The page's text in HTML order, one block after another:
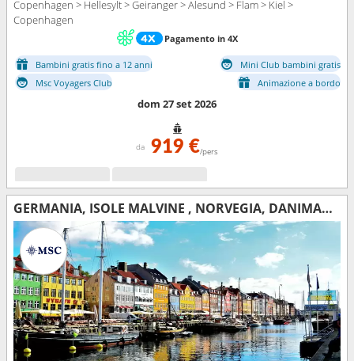
Copenhagen > Hellesylt > Geiranger > Alesund > Flam > Kiel >
Copenhagen
Pagamento in 4X
Bambini gratis fino a 12 anni
Mini Club bambini gratis
Msc Voyagers Club
Animazione a bordo
dom 27 set 2026
da 919 €/pers
GERMANIA, ISOLE MALVINE , NORVEGIA, DANIMARCA